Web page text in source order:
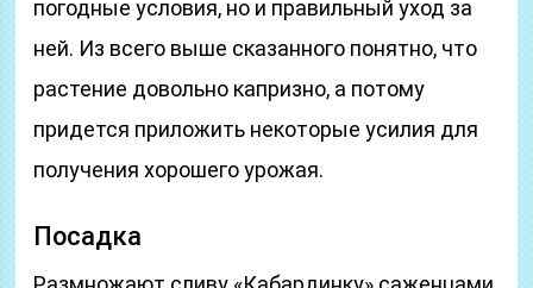
погодные условия, но и правильный уход за
ней. Из всего выше сказанного понятно, что
растение довольно капризно, а потому
придется приложить некоторые усилия для
получения хорошего урожая.
Посадка